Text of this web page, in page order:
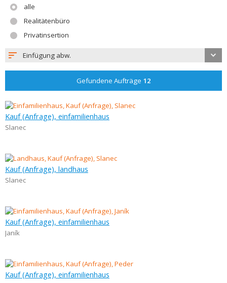
alle
Realitätenbüro
Privatinsertion
Einfügung abw.
Gefundene Aufträge 12
Kauf (Anfrage), einfamilienhaus
Slanec
Kauf (Anfrage), landhaus
Slanec
Kauf (Anfrage), einfamilienhaus
Janík
Kauf (Anfrage), einfamilienhaus